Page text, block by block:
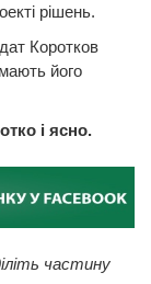
рішень.
Коротков
його
і ясно.
частину